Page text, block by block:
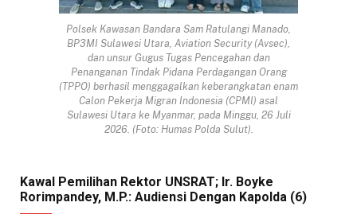
Polsek Kawasan Bandara Sam Ratulangi Manado,
BP3MI Sulawesi Utara, Aviation Security (Avsec),
dan unsur Gugus Tugas Pencegahan dan
Penanganan Tindak Pidana Perdagangan Orang
(TPPO) berhasil menggagalkan keberangkatan enam
Calon Pekerja Migran Indonesia (CPMI) asal
Sulawesi Utara ke Myanmar, pada Minggu, 26 Juli
2026. (Foto: Humas Polda Sulut).
Kawal Pemilihan Rektor UNSRAT; Ir. Boyke
Rorimpandey, M.P.: Audiensi Dengan Kapolda (6)